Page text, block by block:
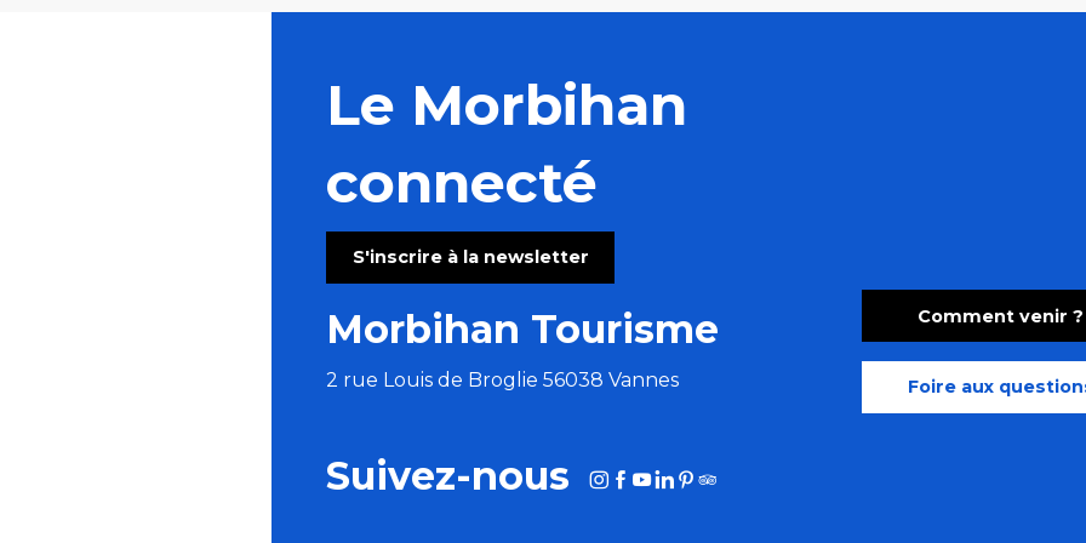
Le Morbihan
connecté
S'inscrire à la newsletter
Morbihan Tourisme
2 rue Louis de Broglie 56038 Vannes
Comment venir ?
Foire aux
Suivez-nous